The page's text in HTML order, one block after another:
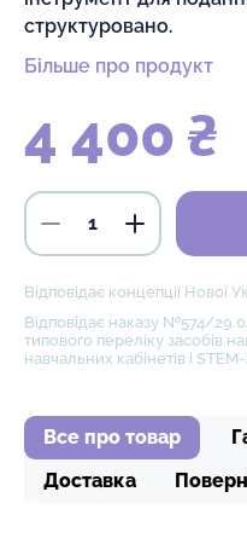
структуровано.
Більше про продукт
4 400 ₴
Відповідає концепції Нової
Відповідає наказу №574/
типового переліку засобів
навчальних кабінетів і
Все про товар
Доставка